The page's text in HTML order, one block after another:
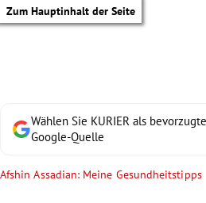
Zum Hauptinhalt der Seite
Wählen Sie KURIER als bevorzugte
Google-Quelle
Afshin Assadian: Meine Gesundheitstipps